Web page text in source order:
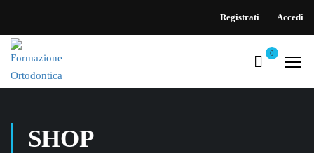
Registrati Accedi
0
SHOP